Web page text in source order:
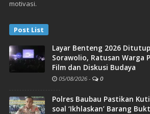
motivasi.
Post List
Layar Benteng 2026
Sorawolio, Ratusan Warga
Film dan Diskusi Budaya
05/08/2026 - 0
Polres Baubau Pastikan
soal ‘Ikhlaskan’ Barang